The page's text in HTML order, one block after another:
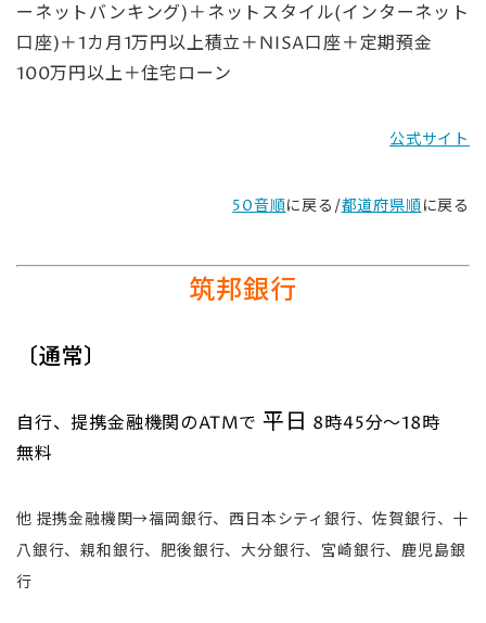
ーネットバンキング)＋ネットスタイル(インターネット
口座)＋1カ月1万円以上積立＋NISA口座＋定期預金
100万円以上＋住宅ローン
公式サイト
50音順に戻る/都道府県順に戻る
筑邦銀行
〔通常〕
自行、提携金融機関のATMで平日 8時45分～18時
無料
他 提携金融機関→福岡銀行、西日本シティ銀行、佐賀銀行、十
八銀行、親和銀行、肥後銀行、大分銀行、宮崎銀行、鹿児島銀
行